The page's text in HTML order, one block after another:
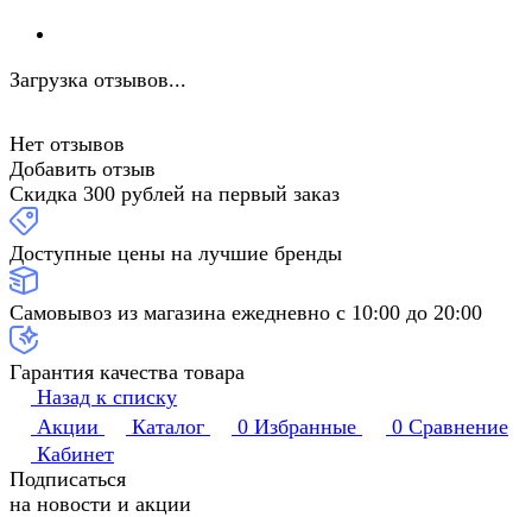
Загрузка отзывов...
Нет отзывов
Добавить отзыв
Скидка 300 рублей на первый заказ
Доступные цены на лучшие бренды
Самовывоз из магазина ежедневно с 10:00 до 20:00
Гарантия качества товара
Назад к списку
Акции
Каталог 0 Избранные 0 Сравнение
Кабинет
Подписаться
на новости и акции